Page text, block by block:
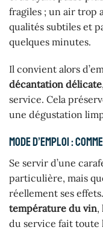
fragiles ; un air trop
qualités subtiles et
quelques minutes.
Il convient alors
décantation délicate
service. Cela
une dégustation
Mode d’emploi :
Se servir d’une
particulière, mais
réellement ses
température du vin,
du service fait toute